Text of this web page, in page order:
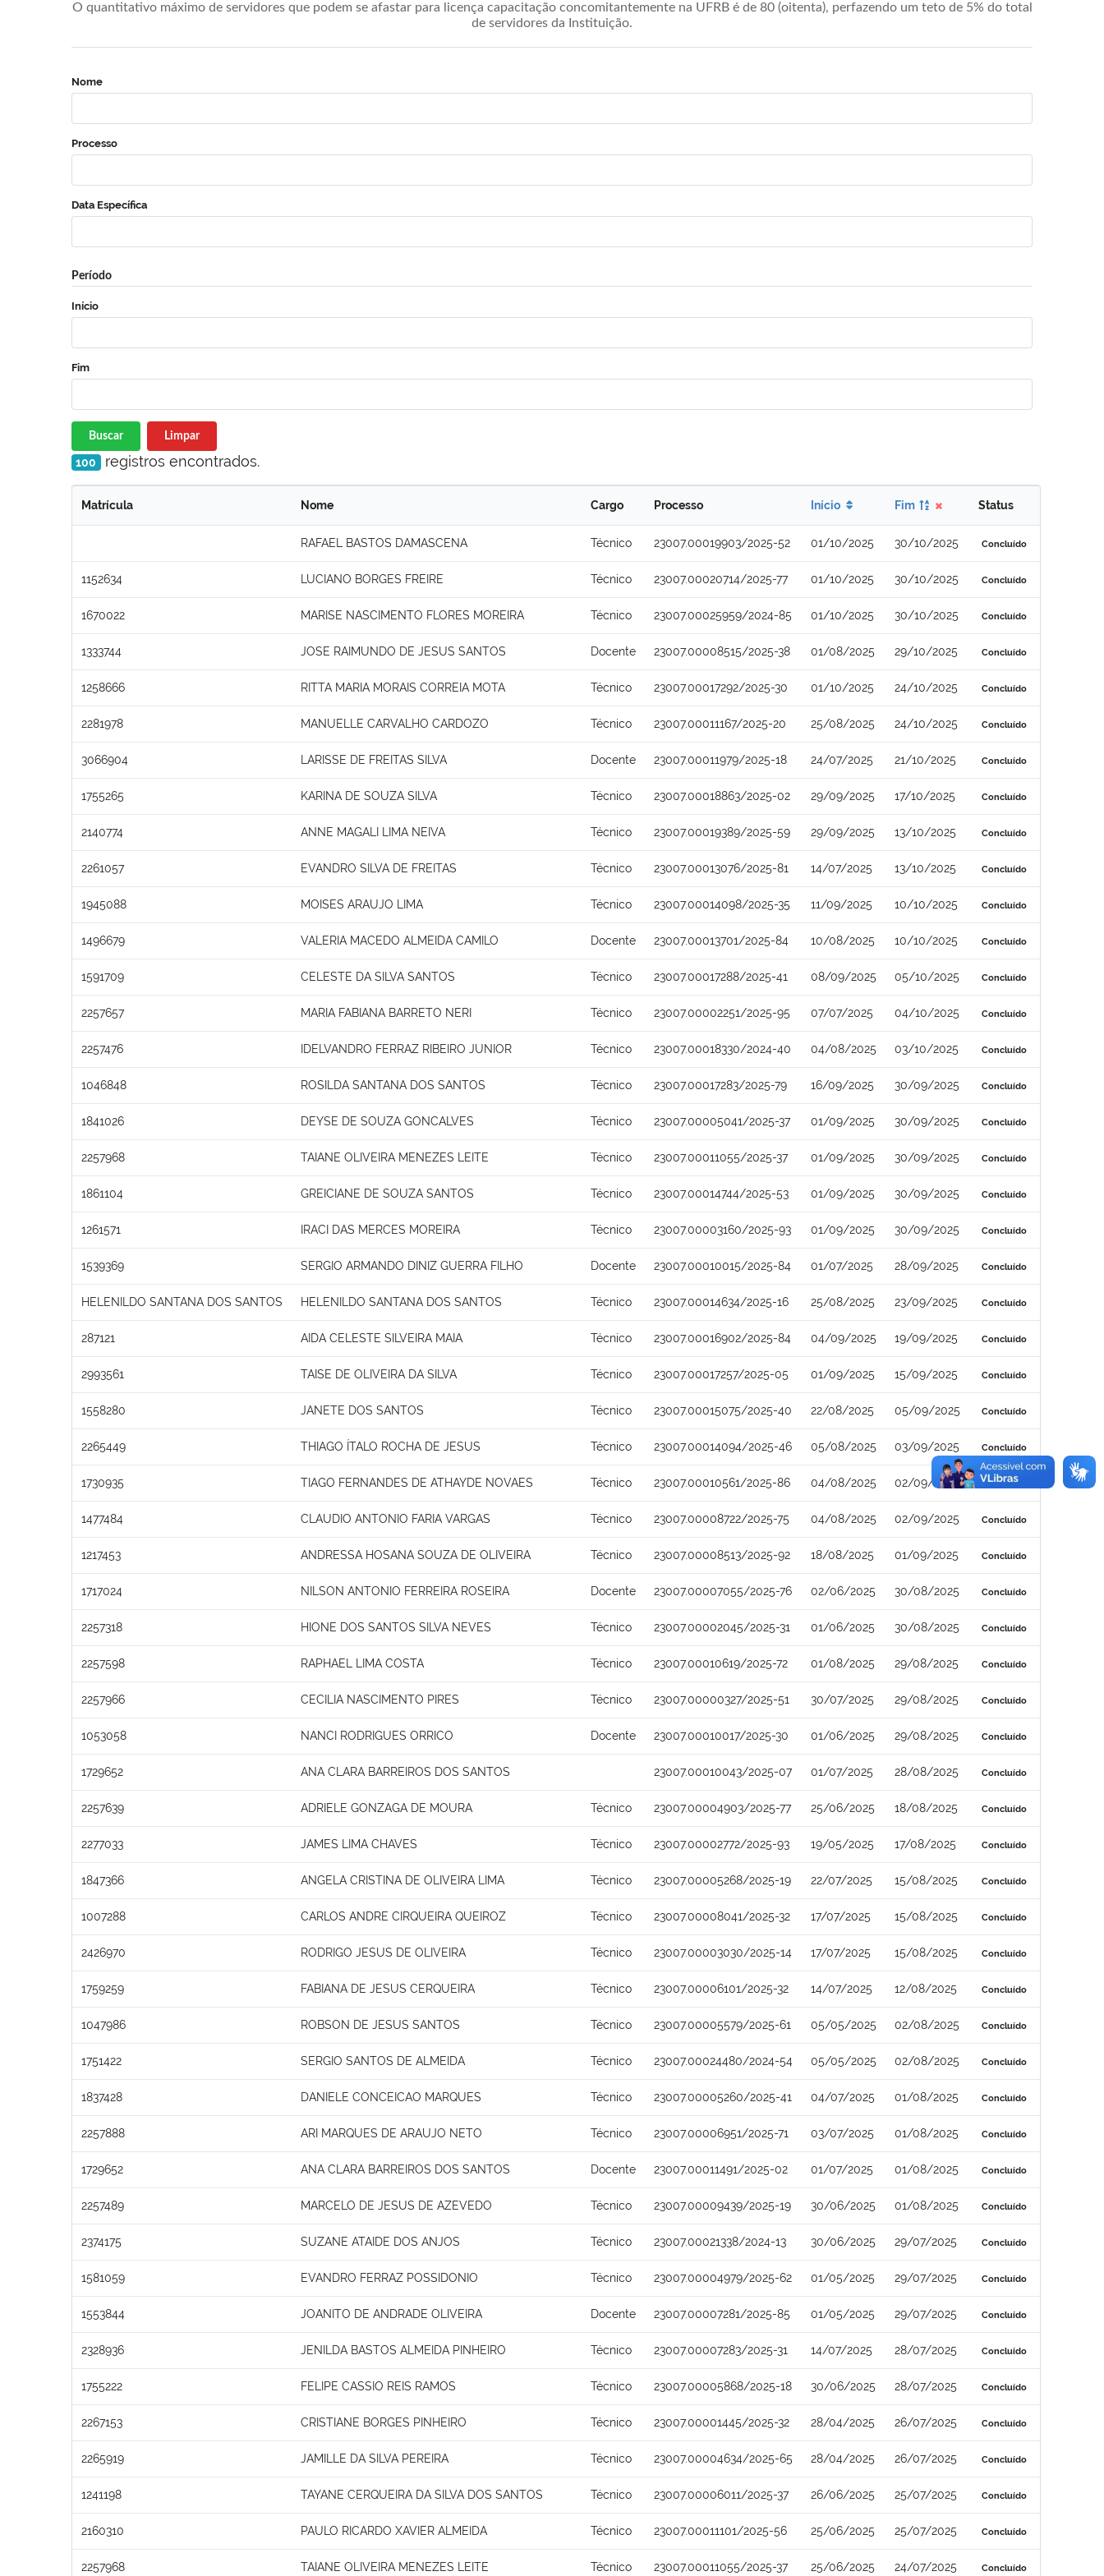
O quantitativo máximo de servidores que podem se afastar para licença capacitação concomitantemente na UFRB é de 80 (oitenta), perfazendo um teto de 5% do total
de servidores da Instituição.
Nome
Processo
Data Específica
Período
Início
Fim
Buscar Limpar
100 registros encontrados.
Matrícula Nome Cargo Processo Início Fim Status
RAFAEL BASTOS DAMASCENA Técnico 23007.00019903/2025-52 01/10/2025 30/10/2025 Concluído
1152634 LUCIANO BORGES FREIRE Técnico 23007.00020714/2025-77 01/10/2025 30/10/2025 Concluído
1670022 MARISE NASCIMENTO FLORES MOREIRA Técnico 23007.00025959/2024-85 01/10/2025 30/10/2025 Concluído
1333744 JOSE RAIMUNDO DE JESUS SANTOS Docente 23007.00008515/2025-38 01/08/2025 29/10/2025 Concluído
1258666 RITTA MARIA MORAIS CORREIA MOTA Técnico 23007.00017292/2025-30 01/10/2025 24/10/2025 Concluído
2281978 MANUELLE CARVALHO CARDOZO Técnico 23007.00011167/2025-20 25/08/2025 24/10/2025 Concluído
3066904 LARISSE DE FREITAS SILVA Docente 23007.00011979/2025-18 24/07/2025 21/10/2025 Concluído
1755265 KARINA DE SOUZA SILVA Técnico 23007.00018863/2025-02 29/09/2025 17/10/2025 Concluído
2140774 ANNE MAGALI LIMA NEIVA Técnico 23007.00019389/2025-59 29/09/2025 13/10/2025 Concluído
2261057 EVANDRO SILVA DE FREITAS Técnico 23007.00013076/2025-81 14/07/2025 13/10/2025 Concluído
1945088 MOISES ARAUJO LIMA Técnico 23007.00014098/2025-35 11/09/2025 10/10/2025 Concluído
1496679 VALERIA MACEDO ALMEIDA CAMILO Docente 23007.00013701/2025-84 10/08/2025 10/10/2025 Concluído
1591709 CELESTE DA SILVA SANTOS Técnico 23007.00017288/2025-41 08/09/2025 05/10/2025 Concluído
2257657 MARIA FABIANA BARRETO NERI Técnico 23007.00002251/2025-95 07/07/2025 04/10/2025 Concluído
2257476 IDELVANDRO FERRAZ RIBEIRO JUNIOR Técnico 23007.00018330/2024-40 04/08/2025 03/10/2025 Concluído
1046848 ROSILDA SANTANA DOS SANTOS Técnico 23007.00017283/2025-79 16/09/2025 30/09/2025 Concluído
1841026 DEYSE DE SOUZA GONCALVES Técnico 23007.00005041/2025-37 01/09/2025 30/09/2025 Concluído
2257968 TAIANE OLIVEIRA MENEZES LEITE Técnico 23007.00011055/2025-37 01/09/2025 30/09/2025 Concluído
1861104 GREICIANE DE SOUZA SANTOS Técnico 23007.00014744/2025-53 01/09/2025 30/09/2025 Concluído
1261571 IRACI DAS MERCES MOREIRA Técnico 23007.00003160/2025-93 01/09/2025 30/09/2025 Concluído
1539369 SERGIO ARMANDO DINIZ GUERRA FILHO Docente 23007.00010015/2025-84 01/07/2025 28/09/2025 Concluído
HELENILDO SANTANA DOS SANTOS HELENILDO SANTANA DOS SANTOS Técnico 23007.00014634/2025-16 25/08/2025 23/09/2025 Concluído
287121 AIDA CELESTE SILVEIRA MAIA Técnico 23007.00016902/2025-84 04/09/2025 19/09/2025 Concluído
2993561 TAISE DE OLIVEIRA DA SILVA Técnico 23007.00017257/2025-05 01/09/2025 15/09/2025 Concluído
1558280 JANETE DOS SANTOS Técnico 23007.00015075/2025-40 22/08/2025 05/09/2025 Concluído
2265449 THIAGO ÍTALO ROCHA DE JESUS Técnico 23007.00014094/2025-46 05/08/2025 03/09/2025 Concluído
1730935 TIAGO FERNANDES DE ATHAYDE NOVAES Técnico 23007.00010561/2025-86 04/08/2025 02/09/2025 Concluído
1477484 CLAUDIO ANTONIO FARIA VARGAS Técnico 23007.00008722/2025-75 04/08/2025 02/09/2025 Concluído
1217453 ANDRESSA HOSANA SOUZA DE OLIVEIRA Técnico 23007.00008513/2025-92 18/08/2025 01/09/2025 Concluído
1717024 NILSON ANTONIO FERREIRA ROSEIRA Docente 23007.00007055/2025-76 02/06/2025 30/08/2025 Concluído
2257318 HIONE DOS SANTOS SILVA NEVES Técnico 23007.00002045/2025-31 01/06/2025 30/08/2025 Concluído
2257598 RAPHAEL LIMA COSTA Técnico 23007.00010619/2025-72 01/08/2025 29/08/2025 Concluído
2257966 CECILIA NASCIMENTO PIRES Técnico 23007.00000327/2025-51 30/07/2025 29/08/2025 Concluído
1053058 NANCI RODRIGUES ORRICO Docente 23007.00010017/2025-30 01/06/2025 29/08/2025 Concluído
1729652 ANA CLARA BARREIROS DOS SANTOS 23007.00010043/2025-07 01/07/2025 28/08/2025 Concluído
2257639 ADRIELE GONZAGA DE MOURA Técnico 23007.00004903/2025-77 25/06/2025 18/08/2025 Concluído
2277033 JAMES LIMA CHAVES Técnico 23007.00002772/2025-93 19/05/2025 17/08/2025 Concluído
1847366 ANGELA CRISTINA DE OLIVEIRA LIMA Técnico 23007.00005268/2025-19 22/07/2025 15/08/2025 Concluído
1007288 CARLOS ANDRE CIRQUEIRA QUEIROZ Técnico 23007.00008041/2025-32 17/07/2025 15/08/2025 Concluído
2426970 RODRIGO JESUS DE OLIVEIRA Técnico 23007.00003030/2025-14 17/07/2025 15/08/2025 Concluído
1759259 FABIANA DE JESUS CERQUEIRA Técnico 23007.00006101/2025-32 14/07/2025 12/08/2025 Concluído
1047986 ROBSON DE JESUS SANTOS Técnico 23007.00005579/2025-61 05/05/2025 02/08/2025 Concluído
1751422 SERGIO SANTOS DE ALMEIDA Técnico 23007.00024480/2024-54 05/05/2025 02/08/2025 Concluído
1837428 DANIELE CONCEICAO MARQUES Técnico 23007.00005260/2025-41 04/07/2025 01/08/2025 Concluído
2257888 ARI MARQUES DE ARAUJO NETO Técnico 23007.00006951/2025-71 03/07/2025 01/08/2025 Concluído
1729652 ANA CLARA BARREIROS DOS SANTOS Docente 23007.00011491/2025-02 01/07/2025 01/08/2025 Concluído
2257489 MARCELO DE JESUS DE AZEVEDO Técnico 23007.00009439/2025-19 30/06/2025 01/08/2025 Concluído
2374175 SUZANE ATAIDE DOS ANJOS Técnico 23007.00021338/2024-13 30/06/2025 29/07/2025 Concluído
1581059 EVANDRO FERRAZ POSSIDONIO Técnico 23007.00004979/2025-62 01/05/2025 29/07/2025 Concluído
1553844 JOANITO DE ANDRADE OLIVEIRA Docente 23007.00007281/2025-85 01/05/2025 29/07/2025 Concluído
2328936 JENILDA BASTOS ALMEIDA PINHEIRO Técnico 23007.00007283/2025-31 14/07/2025 28/07/2025 Concluído
1755222 FELIPE CASSIO REIS RAMOS Técnico 23007.00005868/2025-18 30/06/2025 28/07/2025 Concluído
2267153 CRISTIANE BORGES PINHEIRO Técnico 23007.00001445/2025-32 28/04/2025 26/07/2025 Concluído
2265919 JAMILLE DA SILVA PEREIRA Técnico 23007.00004634/2025-65 28/04/2025 26/07/2025 Concluído
1241198 TAYANE CERQUEIRA DA SILVA DOS SANTOS Técnico 23007.00006011/2025-37 26/06/2025 25/07/2025 Concluído
2160310 PAULO RICARDO XAVIER ALMEIDA Técnico 23007.00011101/2025-56 25/06/2025 25/07/2025 Concluído
2257968 TAIANE OLIVEIRA MENEZES LEITE Técnico 23007.00011055/2025-37 25/06/2025 24/07/2025 Concluído